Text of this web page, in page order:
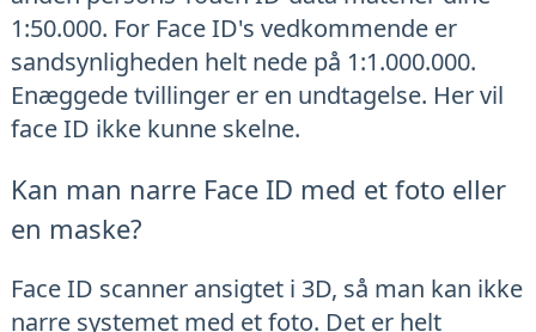
1:50.000. For Face ID's vedkommende er
sandsynligheden helt nede på 1:1.000.000.
Enæggede tvillinger er en undtagelse. Her vil
face ID ikke kunne skelne.
Kan man narre Face ID med et foto eller
en maske?
Face ID scanner ansigtet i 3D, så man kan ikke
narre systemet med et foto. Det er helt